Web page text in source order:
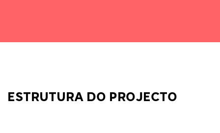
ESTRUTURA DO PROJECTO